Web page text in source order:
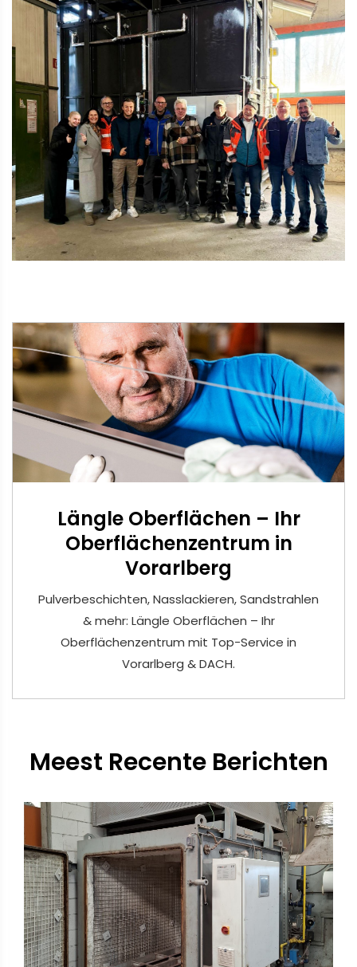
Längle Oberflächen – Ihr
Oberflächenzentrum in
Vorarlberg
Pulverbeschichten, Nasslackieren, Sandstrahlen
& mehr: Längle Oberflächen – Ihr
Oberflächenzentrum mit Top-Service in
Vorarlberg & DACH.
Meest Recente Berichten